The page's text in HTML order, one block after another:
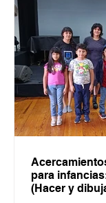
para
(Hacer y